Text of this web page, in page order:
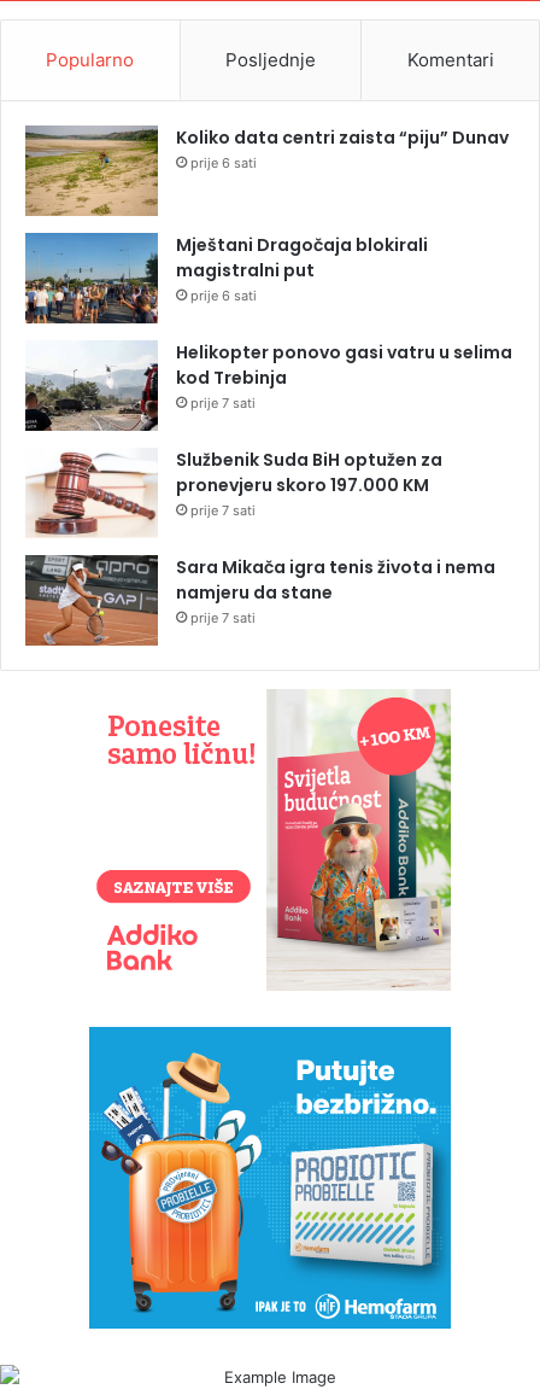
Popularno Posljednje Komentari
Koliko data centri zaista “piju” Dunav
prije 6 sati
Mještani Dragočaja blokirali
magistralni put
prije 6 sati
Helikopter ponovo gasi vatru u selima
kod Trebinja
prije 7 sati
Službenik Suda BiH optužen za
pronevjeru skoro 197.000 KM
prije 7 sati
Sara Mikača igra tenis života i nema
namjeru da stane
prije 7 sati